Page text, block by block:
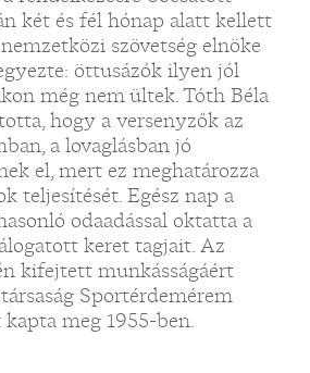
két és fél hónap alatt kellett
szövetség elnöke
öttusázók ilyen jól
még nem ültek. Tóth Béla
hogy a versenyzők az
a lovaglásban jó
el, mert ez meghatározza
teljesítését. Egész nap a
odaadással oktatta a
keret tagjait. Az
kifejtett munkásságáért
Sportérdemérem
meg 1955-ben.